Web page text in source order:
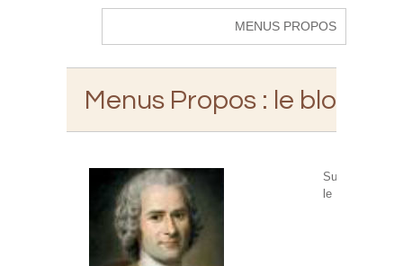
MENUS PROPOS
Menus Propos : le blog
Sur
le